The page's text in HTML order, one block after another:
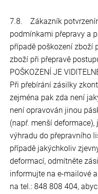
7.8. Zákazník
podmínkami přepravy a
případě poškození zboží
zboží při přepravě
POŠKOZENÍ JE
Při přebírání zásilky
zejména pak zda není
není opravován jinou
(např. menší
výhradu do přepravního
případě jakýchkoliv
deformací, odmítněte
informujte na e-mailové
na tel.: 848 808 404,